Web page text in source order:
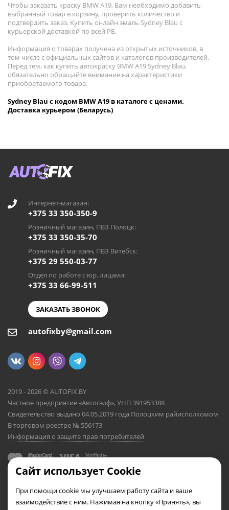
Чтобы заказать краску BMW A19, Вам необходимо добавить
выбранный товар в корзину, проверить количество и
подтвердить заказ. Купить онлайн эмаль Sydney Blau с
курьерской доставкой по всей РБ.
Информация о товарах получена из открытых источников, в
том числе с официальных сайтов и каталогов производителей.
Перед тем, как купить автокраску BMW A19 Sydney Blau,
обязательно обращайте внимание на характеристики
приобретаемого товара.
Sydney Blau с кодом BMW A19 в каталоге с ценами.
Доставка курьером (Беларусь)
Интернет-магазин:
+375 33 350-350-9
Розничный магазин, ПВЗ Полоцк:
+375 33 350-35-70
Розничный магазин, ПВЗ Витебск:
+375 29 550-03-77
Отдел по работе с юр. лицами:
+375 33 66-99-511
ЗАКАЗАТЬ ЗВОНОК
autofixby@gmail.com
2019 - 2026 © AUTOFIX.BY
Частное предприятие «Автосэлф», УНП 391953388
Свидетельство выдано 04.05.2019 года Полоцким райисполкомом
В торговом реестре № 556173
Информация о защите прав потребителей
Сайт использует Cookie
При помощи cookie мы улучшаем работу сайта и ваше
взаимодействие с ним. Нажимая на кнопку «Принять», вы